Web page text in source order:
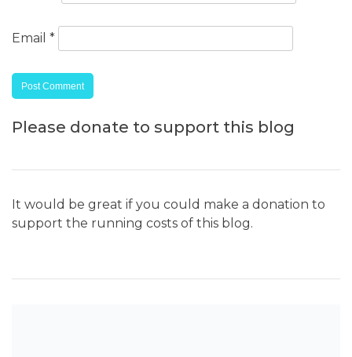
Email *
Please donate to support this blog
It would be great if you could make a donation to
support the running costs of this blog.